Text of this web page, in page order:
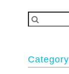
Category